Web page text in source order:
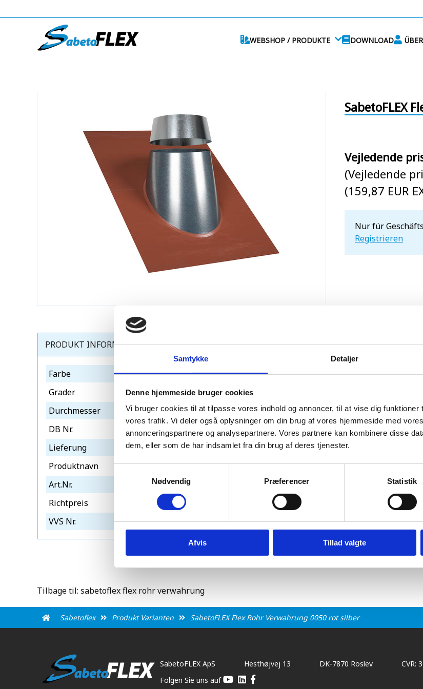
Samtykke Detaljer
Denne hjemmeside bruger cookies
Vi bruger cookies til at tilpasse vores indhold og annoncer, til at vise dig
vores trafik. Vi deler også oplysninger om din brug af vores hjemmeside med
annonceringspartnere og analysepartnere. Vores partnere kan kombinere disse
dem, eller som de har indsamlet fra din brug af deres tjenester.
Nødvendig
Præferencer Statistik
Afvis Tillad valgte
SabetoFLEX
Vejledende
(Vejledende
(159,87 EUR
Nur für
Registrieren
PRODUKT INFORMATIONEN
Farbe
rød-blank
Grader
10-32°
Durchmesser
ø50
DB Nr.
1956783
Lieferung
5-7 dage
Produktnavn
sabetoflex flex inddækning ø50 10-32° rød-blank
Art.Nr.
3200501032
Richtpreis
1191
VVS Nr.
288126205
Tilbage til: sabetoflex flex rohr verwahrung
WEBSHOP / PRODUKTE DOWNLOAD
Sabetoflex Produkt Varianten SabetoFLEX Flex Rohr Verwahrung 0050 rot silber
SabetoFLEX ApS Hesthøjvej 13 DK-7870 Roslev CVR:
Folgen Sie uns auf